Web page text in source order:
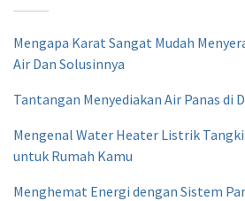
Mengapa Karat Sangat Mudah
Air Dan Solusinnya
Tantangan Menyediakan Air Panas di
Mengenal Water Heater Listrik
untuk Rumah Kamu
Menghemat Energi dengan Sistem